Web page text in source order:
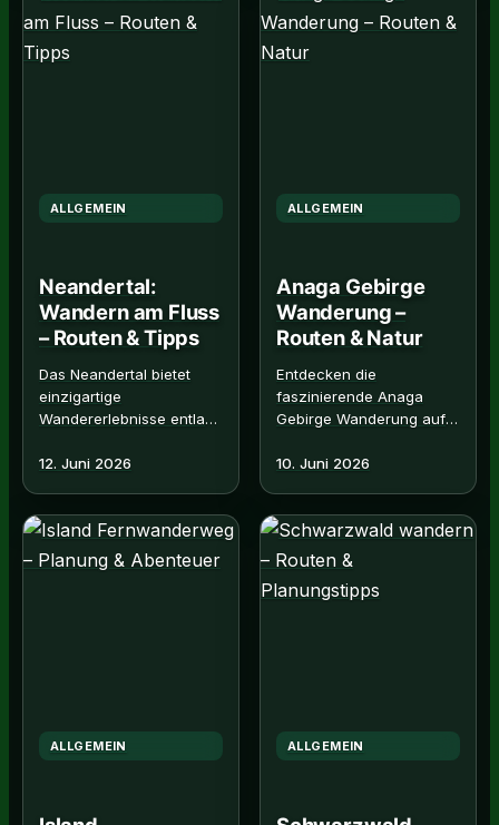
ALLGEMEIN
Neandertal:
Wandern am Fluss
– Routen & Tipps
Das Neandertal bietet
einzigartige
Wandererlebnisse entlang
Routen,
…
12. Juni 2026
ALLGEMEIN
Anaga Gebirge
Wanderung –
Routen & Natur
Entdecken die
faszinierende Anaga
Gebirge Wanderung auf
zu Routen und
10. Juni 2026
ALLGEMEIN ALLGEMEIN